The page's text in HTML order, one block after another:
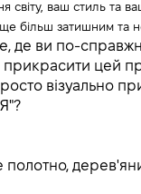
світу, ваш стиль та
ще більш затишним та
де ви по-
цей
візуально
полотно,